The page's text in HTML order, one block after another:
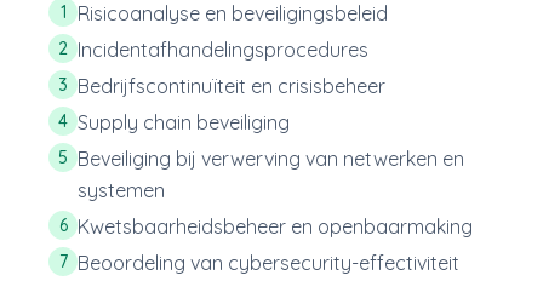
1 Risicoanalyse en beveiligingsbeleid
2 Incidentafhandelingsprocedures
3 Bedrijfscontinuïteit en crisisbeheer
4 Supply chain beveiliging
5 Beveiliging bij verwerving van netwerken en
systemen
6 Kwetsbaarheidsbeheer en openbaarmaking
7 Beoordeling van cybersecurity-effectiviteit